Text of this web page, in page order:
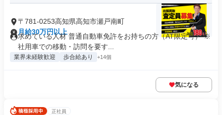
〒781-0253高知県高知市瀬戸南町
月給30万円以上
求めている人材 普通自動車免許をお持ちの方（AT限定可） ※
社用車での移動・訪問を要す...
業界未経験歓迎 歩合給あり +14個
気になる
正社員